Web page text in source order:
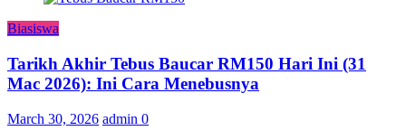
Biasiswa
Tarikh Akhir Tebus Baucar RM150 Hari Ini (31
Mac 2026): Ini Cara Menebusnya
March 30, 2026 admin 0